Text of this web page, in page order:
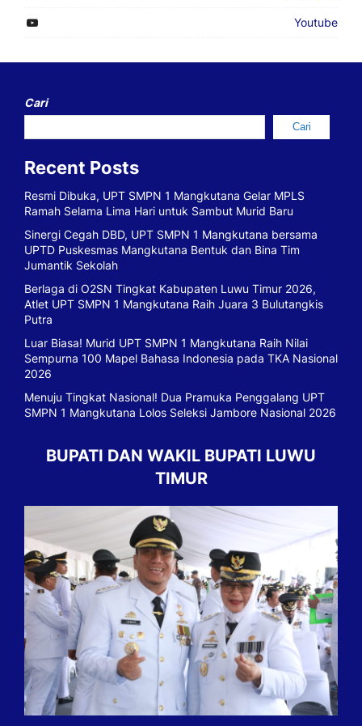
Youtube
Cari
Cari
Recent Posts
Resmi Dibuka, UPT SMPN 1 Mangkutana Gelar MPLS
Ramah Selama Lima Hari untuk Sambut Murid Baru
Sinergi Cegah DBD, UPT SMPN 1 Mangkutana bersama
UPTD Puskesmas Mangkutana Bentuk dan Bina Tim
Jumantik Sekolah
Berlaga di O2SN Tingkat Kabupaten Luwu Timur 2026,
Atlet UPT SMPN 1 Mangkutana Raih Juara 3 Bulutangkis
Putra
Luar Biasa! Murid UPT SMPN 1 Mangkutana Raih Nilai
Sempurna 100 Mapel Bahasa Indonesia pada TKA Nasional
2026
Menuju Tingkat Nasional! Dua Pramuka Penggalang UPT
SMPN 1 Mangkutana Lolos Seleksi Jambore Nasional 2026
BUPATI DAN WAKIL BUPATI LUWU
TIMUR